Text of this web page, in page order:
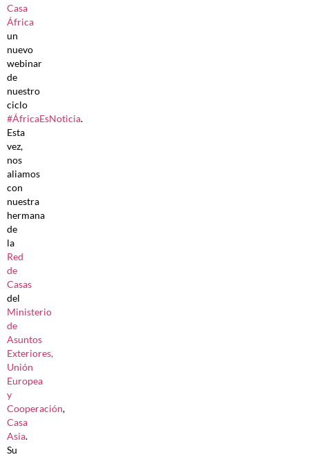
Casa
África
un
nuevo
webinar
de
nuestro
ciclo
#ÁfricaEsNoticia.
Esta
vez,
nos
aliamos
con
nuestra
hermana
de
la
Red
de
Casas
del
Ministerio
de
Asuntos
Exteriores,
Unión
Europea
y
Cooperación,
Casa
Asia.
Su